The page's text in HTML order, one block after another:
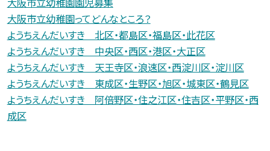
大阪市立幼稚園ってどんなところ？
ようちえんだいすき 北区・都島区・福島区・此花区
ようちえんだいすき 中央区・西区・港区・大正区
ようちえんだいすき 天王寺区・浪速区・西淀川区・淀川区
ようちえんだいすき 東成区・生野区・旭区・城東区・鶴見区
ようちえんだいすき 阿倍野区・住之江区・住吉区・平野区・西
成区